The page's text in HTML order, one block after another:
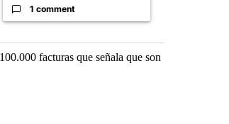
1 comment
facturas que señala que son